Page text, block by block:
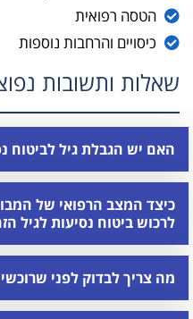
הטסה רפואית
כיסויים והרחבות נוספות
שאלות ותשובות
האם יש הגבלת גיל לביטוח
כיצד המצב הרפואי של
לרכוש ביטוח נסיעות לגיל
מה צריך לבדוק לפני